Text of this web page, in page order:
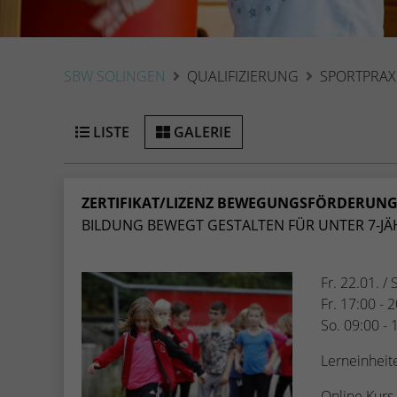
SBW SOLINGEN QUALIFIZIERUNG
LISTE GALERIE
ZERTIFIKAT/LIZENZ
BILDUNG BEWEGT GESTALTEN FÜR UNTER 7-
Fr. 22.01. /
Fr. 17:00 -
So. 09:00 -